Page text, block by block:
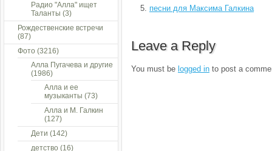
песни для Максима Галкина
Leave a Reply
You must be logged in to post a
Радио "Алла" ищет
Таланты (3)
Рождественские встречи
(87)
Фото (3216)
Алла Пугачева и другие
(1986)
Алла и ее
музыканты (73)
Алла и М. Галкин
(127)
Дети (142)
детство (16)